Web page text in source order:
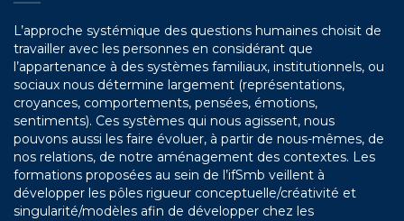
L’approche systémique des questions humaines choisit de
travailler avec les personnes en considérant que
l’appartenance à des systèmes familiaux, institutionnels, ou
sociaux nous détermine largement (représentations,
croyances, comportements, pensées, émotions,
sentiments). Ces systèmes qui nous agissent, nous
pouvons aussi les faire évoluer, à partir de nous-mêmes, de
nos relations, de notre aménagement des contextes. Les
formations proposées au sein de l’ifSmb veillent à
développer les pôles rigueur conceptuelle/créativité et
singularité/modèles afin de développer chez les